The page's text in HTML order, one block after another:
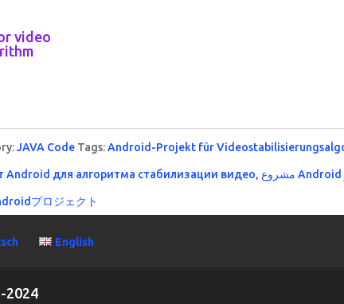
video
JAVA Code Tags:Android-Projekt für
Android для алгоритма стабилизации видео,
プロジェクト
English
2024